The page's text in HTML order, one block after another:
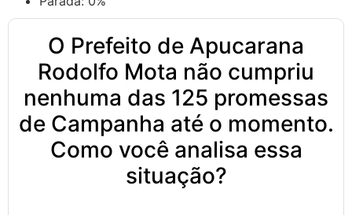
O Prefeito de Apucarana
Rodolfo Mota não cumpriu
nenhuma das 125 promessas
de Campanha até o momento.
Como você analisa essa
situação?